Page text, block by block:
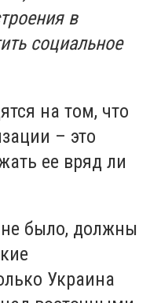
в
социальное
на том, что
– это
ее вряд ли
было, должны
Украина